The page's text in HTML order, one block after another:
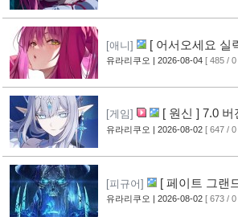
[애니]
[ 어서오세요 실
루레이 VOL.2 표지 공개
유라리쿠오 | 2026-08-04 [ 485 / 0
[게임] [ 원신 ] 7.0
유라리쿠오 | 2026-08-02 [ 647 / 0
[피규어]
[ 페이트 그랜
작 피규어 공개 [17]
유라리쿠오 | 2026-08-02 [ 673 / 0